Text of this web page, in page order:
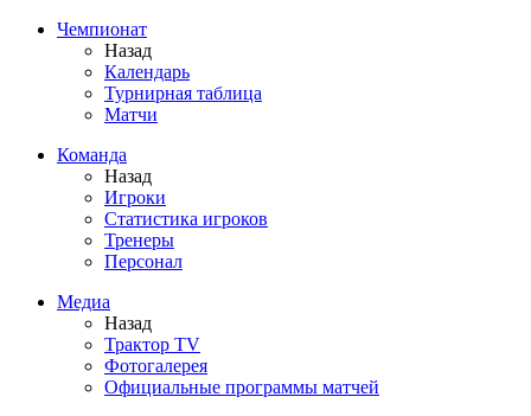
Чемпионат
Назад
Календарь
Турнирная таблица
Матчи
Команда
Назад
Игроки
Статистика игроков
Тренеры
Персонал
Медиа
Назад
Трактор TV
Фотогалерея
Официальные программы матчей